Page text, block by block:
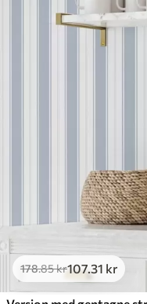
178.85kr107.31 kr